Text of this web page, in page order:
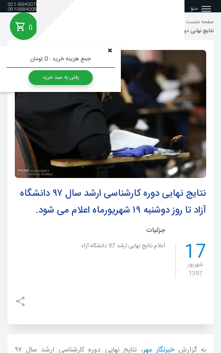
منو 021-88400788
09108840099
0
جمع هزینه خرید :
رفتن به سبد خرید
صفحه نخست
نتایج نهایی دوره کارشناسی ارشد سال ۹۷ دانشگاه آزاد تا روز دوشنبه ۱۹ شهریورماه اعلام می شود.
نتایج نهایی دوره کارشناسی ارشد سال ۹۷ دانشگاه
آزاد تا روز دوشنبه ۱۹ شهریورماه اعلام می شود.
جزئیات
اعلام نتایج نهایی ارشد 97 دانشگاه آزاد 17
شهریور
1397
به گزارشخبرنگار مهر
، نتایج نهایی دوره کارشناسی ارشد سال ۹۷